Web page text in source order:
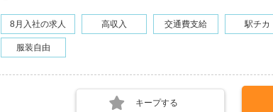
8月入社の求人 高収入 交通費支給 駅チカ
服装自由
キープする